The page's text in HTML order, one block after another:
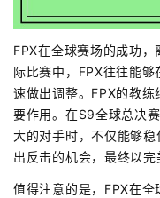
FPX在全球赛场的成功
际比赛中，FPX往往能
速做出调整。FPX的教
要作用。在S9全球总决
大的对手时，不仅能够
出反击的机会，最终以完
值得注意的是，FPX在